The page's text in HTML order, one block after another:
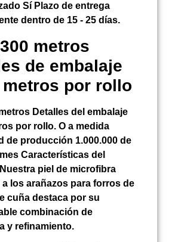
Sí Plazo de entrega
dentro de 15 - 25 días.
metros
de embalaje
metros por rollo
Detalles del embalaje
por rollo. O a medida
de producción 1.000.000 de
Características del
piel de microfibra
los arañazos para forros de
cuña destaca por su
combinación de
y refinamiento.